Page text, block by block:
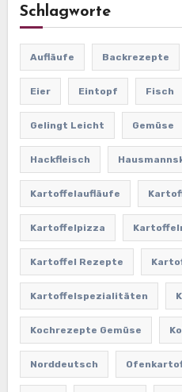
Schlagworte
Aufläufe Backrezepte
Eier Eintopf Fisch
Gelingt Leicht Gemüse
Hackfleisch
Kartoffelaufläufe
Kartoffelpizza
Kartoffel Rezepte
Kartoffelspezialitäten
Kochrezepte Gemüse
Norddeutsch